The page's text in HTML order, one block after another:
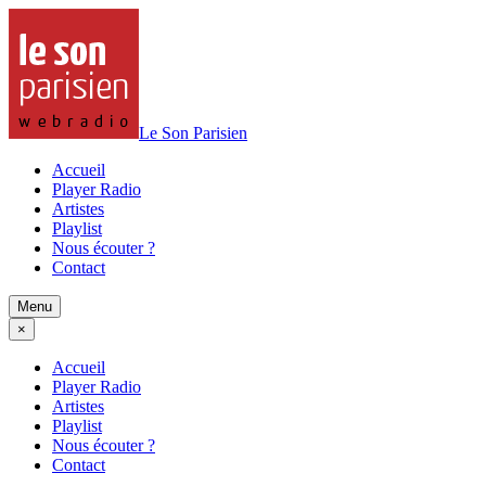
Le Son Parisien
Accueil
Player Radio
Artistes
Playlist
Nous écouter ?
Contact
Menu
×
Accueil
Player Radio
Artistes
Playlist
Nous écouter ?
Contact